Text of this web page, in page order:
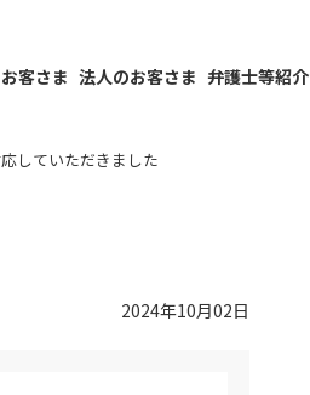
客さま 法人のお客さま 弁護士等紹介
していただきました
2024年10月02日